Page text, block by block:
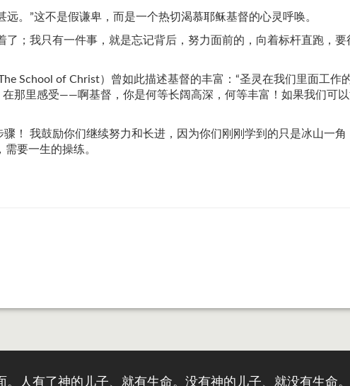
。”这不是假谦卑，而是一个热切渴慕耶稣基督的心灵呼唤。
；我只有一件事，就是忘记背后，努力面前的，向着标杆直跑，要
School of Christ）曾如此描述基督的丰富：“圣灵在我们里面工作
那里感受——啊基督，你是何等长阔高深，何等丰富！如果我们可
！ 我鼓励你们继续努力和长进，因为你们刚刚学到的只是冰山一角
要一生的操练。
人有了神的儿子、就有生命。没有神的儿子、就没有生命。